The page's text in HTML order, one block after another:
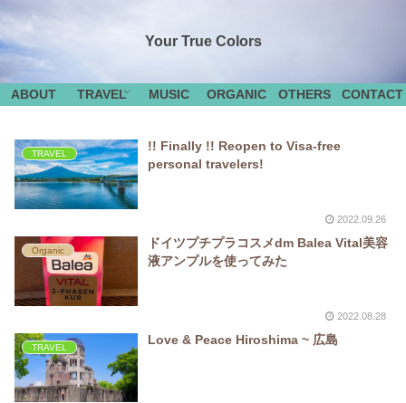
Your True Colors
ABOUT TRAVEL MUSIC ORGANIC OTHERS CONTACT
TRAVEL
!! Finally !! Reopen to Visa-free
personal travelers!
2022.09.26
Organic
ドイツプチプラコスメdm Balea Vital美容
液アンプルを使ってみた
2022.08.28
TRAVEL
Love & Peace Hiroshima ~ 広島